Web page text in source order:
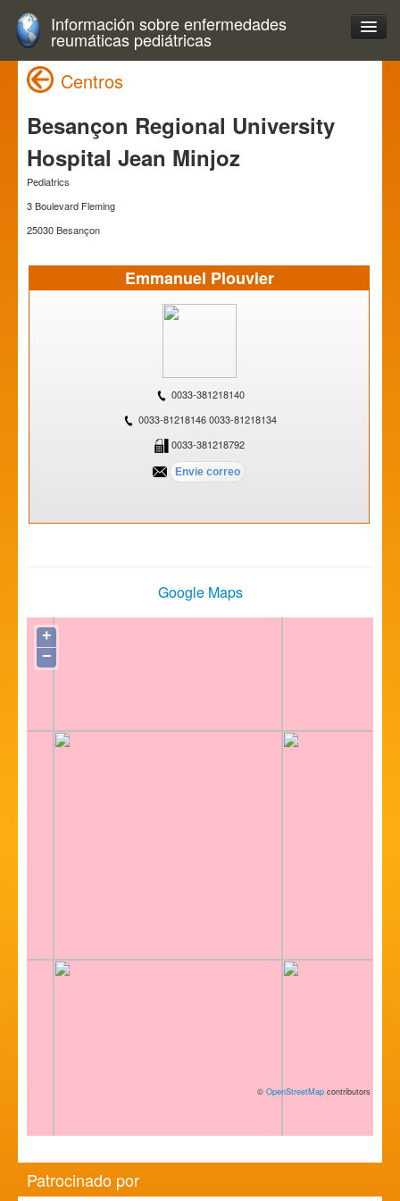
Información sobre enfermedades
reumáticas pediátricas
Centros
Besançon Regional University
Hospital Jean Minjoz
Pediatrics
3 Boulevard Fleming
25030 Besançon
Emmanuel Plouvier
0033-381218140
0033-81218146 0033-81218134
0033-381218792
Google Maps
+
−
© OpenStreetMap contributors
Patrocinado por